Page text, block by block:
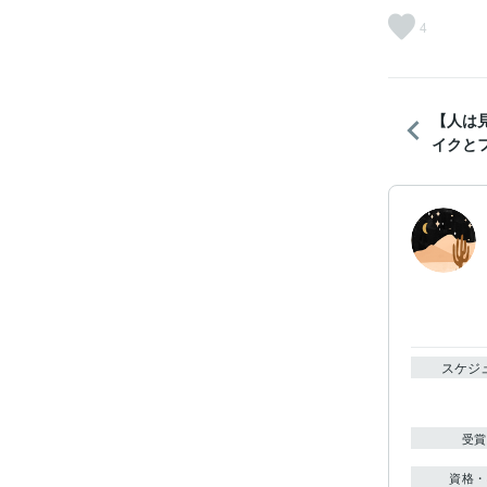
4
【人
イクと
スケジ
受
資格